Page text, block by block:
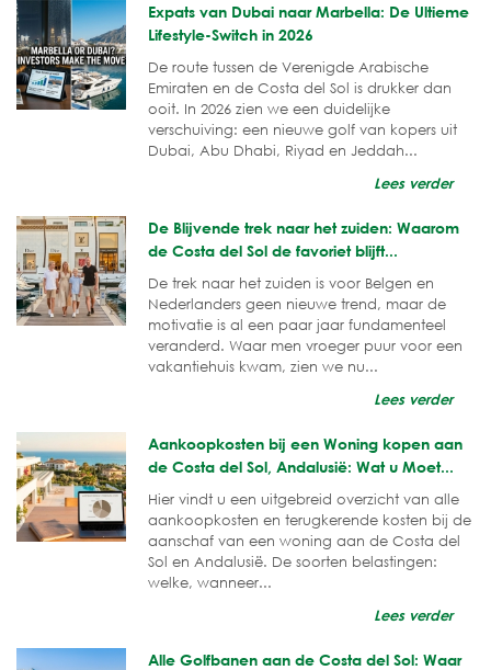
Expats van Dubai naar Marbella: De Ultieme
Lifestyle-Switch in 2026
De route tussen de Verenigde Arabische
Emiraten en de Costa del Sol is drukker dan
ooit. In 2026 zien we een duidelijke
verschuiving: een nieuwe golf van kopers uit
Dubai, Abu Dhabi, Riyad en Jeddah...
Lees verder
De Blijvende trek naar het zuiden: Waarom
de Costa del Sol de favoriet blijft...
De trek naar het zuiden is voor Belgen en
Nederlanders geen nieuwe trend, maar de
motivatie is al een paar jaar fundamenteel
veranderd. Waar men vroeger puur voor een
vakantiehuis kwam, zien we nu...
Lees verder
Aankoopkosten bij een Woning kopen aan
de Costa del Sol, Andalusië: Wat u Moet...
Hier vindt u een uitgebreid overzicht van alle
aankoopkosten en terugkerende kosten bij de
aanschaf van een woning aan de Costa del
Sol en Andalusië. De soorten belastingen:
welke, wanneer...
Lees verder
Alle Golfbanen aan de Costa del Sol: Waar